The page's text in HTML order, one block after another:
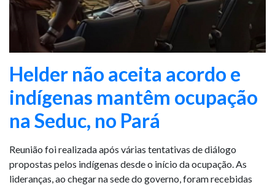
Helder não aceita acordo e
indígenas mantêm ocupação
na Seduc, no Pará
Reunião foi realizada após várias tentativas de diálogo
propostas pelos indígenas desde o início da ocupação. As
lideranças, ao chegar na sede do governo, foram recebidas